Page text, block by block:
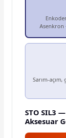
Asenkron
Sarım-
STO SIL3
Aksesuar